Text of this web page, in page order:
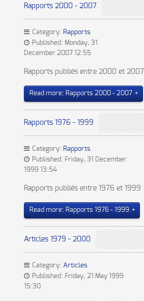
Rapports 2000 - 2007
Category: Rapports
Published: Monday, 31
December 2007 12:55
Rapports publiés entre 2000 et 2007
Read more: Rapports 2000 - 2007
Rapports 1976 - 1999
Category: Rapports
Published: Friday, 31 December
1999 13:54
Rapports publiés entre 1976 et 1999
Read more: Rapports 1976 - 1999
Articles 1979 - 2000
Category: Articles
Published: Friday, 21 May 1999
15:30